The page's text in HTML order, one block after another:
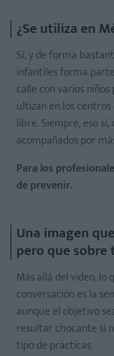
¿Se utiliza en
Sí, y de forma
infantiles forma
calle con varios
ultizan en los
libre. Siempre, eso
acompañados por
Para los
de prevenir.
Una imagen
pero que
Más allá del video,
conversación es la
aunque el objetivo
resultar chocante si
tipo de prácticas.